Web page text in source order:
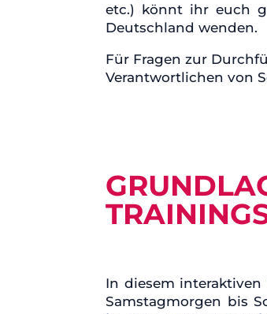
etc.) könnt ihr euch
Deutschland wenden.
Für Fragen zur
Verantwortlichen von
In diesem
Samstagmorgen bis